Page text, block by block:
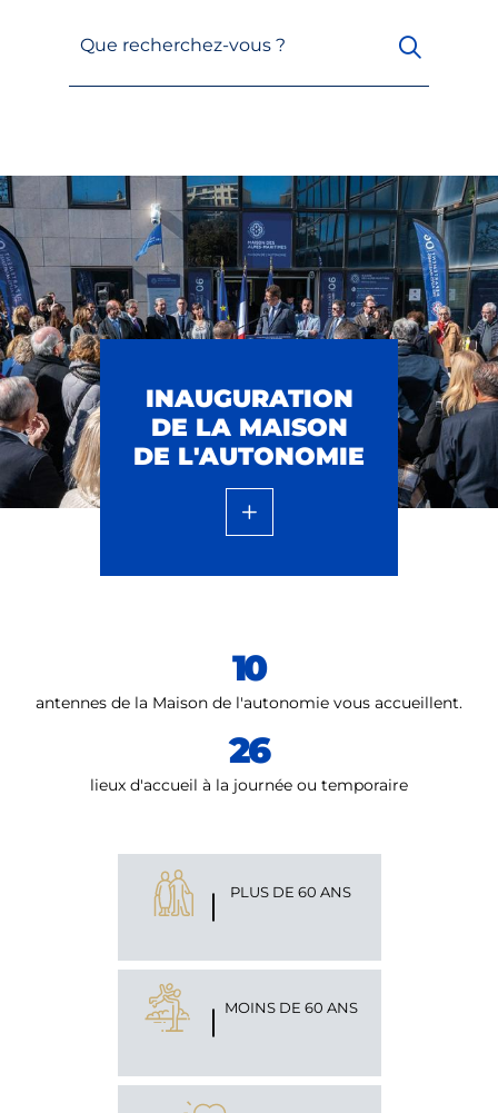
Que recherchez-vous ?
INAUGURATION
DE LA MAISON
DE L'AUTONOMIE
PLUS DE 60 ANS
MOINS DE 60 ANS
10
antennes de la Maison de l'autonomie vous accueillent.
26
lieux d'accueil à la journée ou temporaire